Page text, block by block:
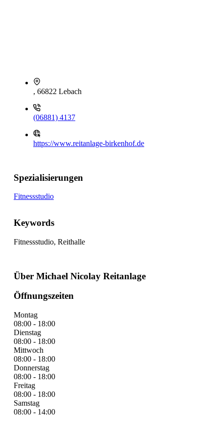
, 66822 Lebach
(06881) 4137
https://www.reitanlage-birkenhof.de
Spezialisierungen
Fitnessstudio
Keywords
Fitnessstudio, Reithalle
Über Michael Nicolay Reitanlage
Öffnungszeiten
Montag
08:00 - 18:00
Dienstag
08:00 - 18:00
Mittwoch
08:00 - 18:00
Donnerstag
08:00 - 18:00
Freitag
08:00 - 18:00
Samstag
08:00 - 14:00